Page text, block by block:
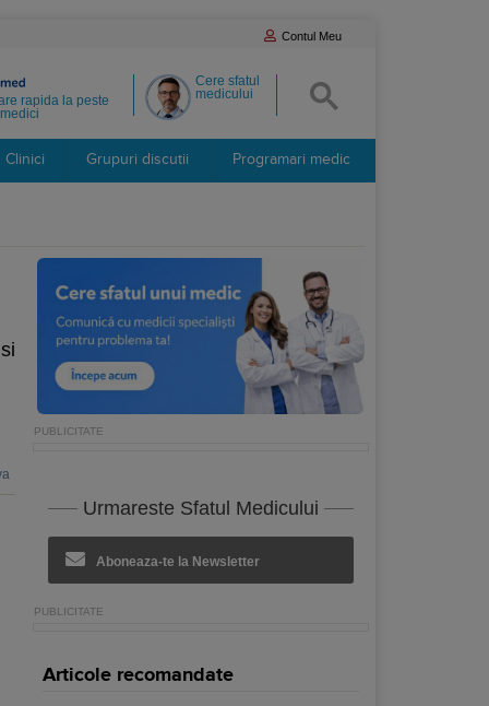
Contul Meu
Cere sfatul
medicului
rapida la peste
Clinici Grupuri discutii Programari medic
Urmareste Sfatul Medicului
Aboneaza-te la Newsletter
Articole recomandate